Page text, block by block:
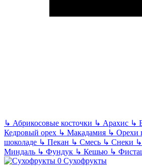
↳ Абрикосовые косточки ↳ Арахис ↳
Кедровый орех ↳ Макадамия ↳ Орехи
шоколаде ↳ Пекан ↳ Смесь ↳ Снеки ↳
Миндаль ↳ Фундук ↳ Кешью ↳
Сухофрукты